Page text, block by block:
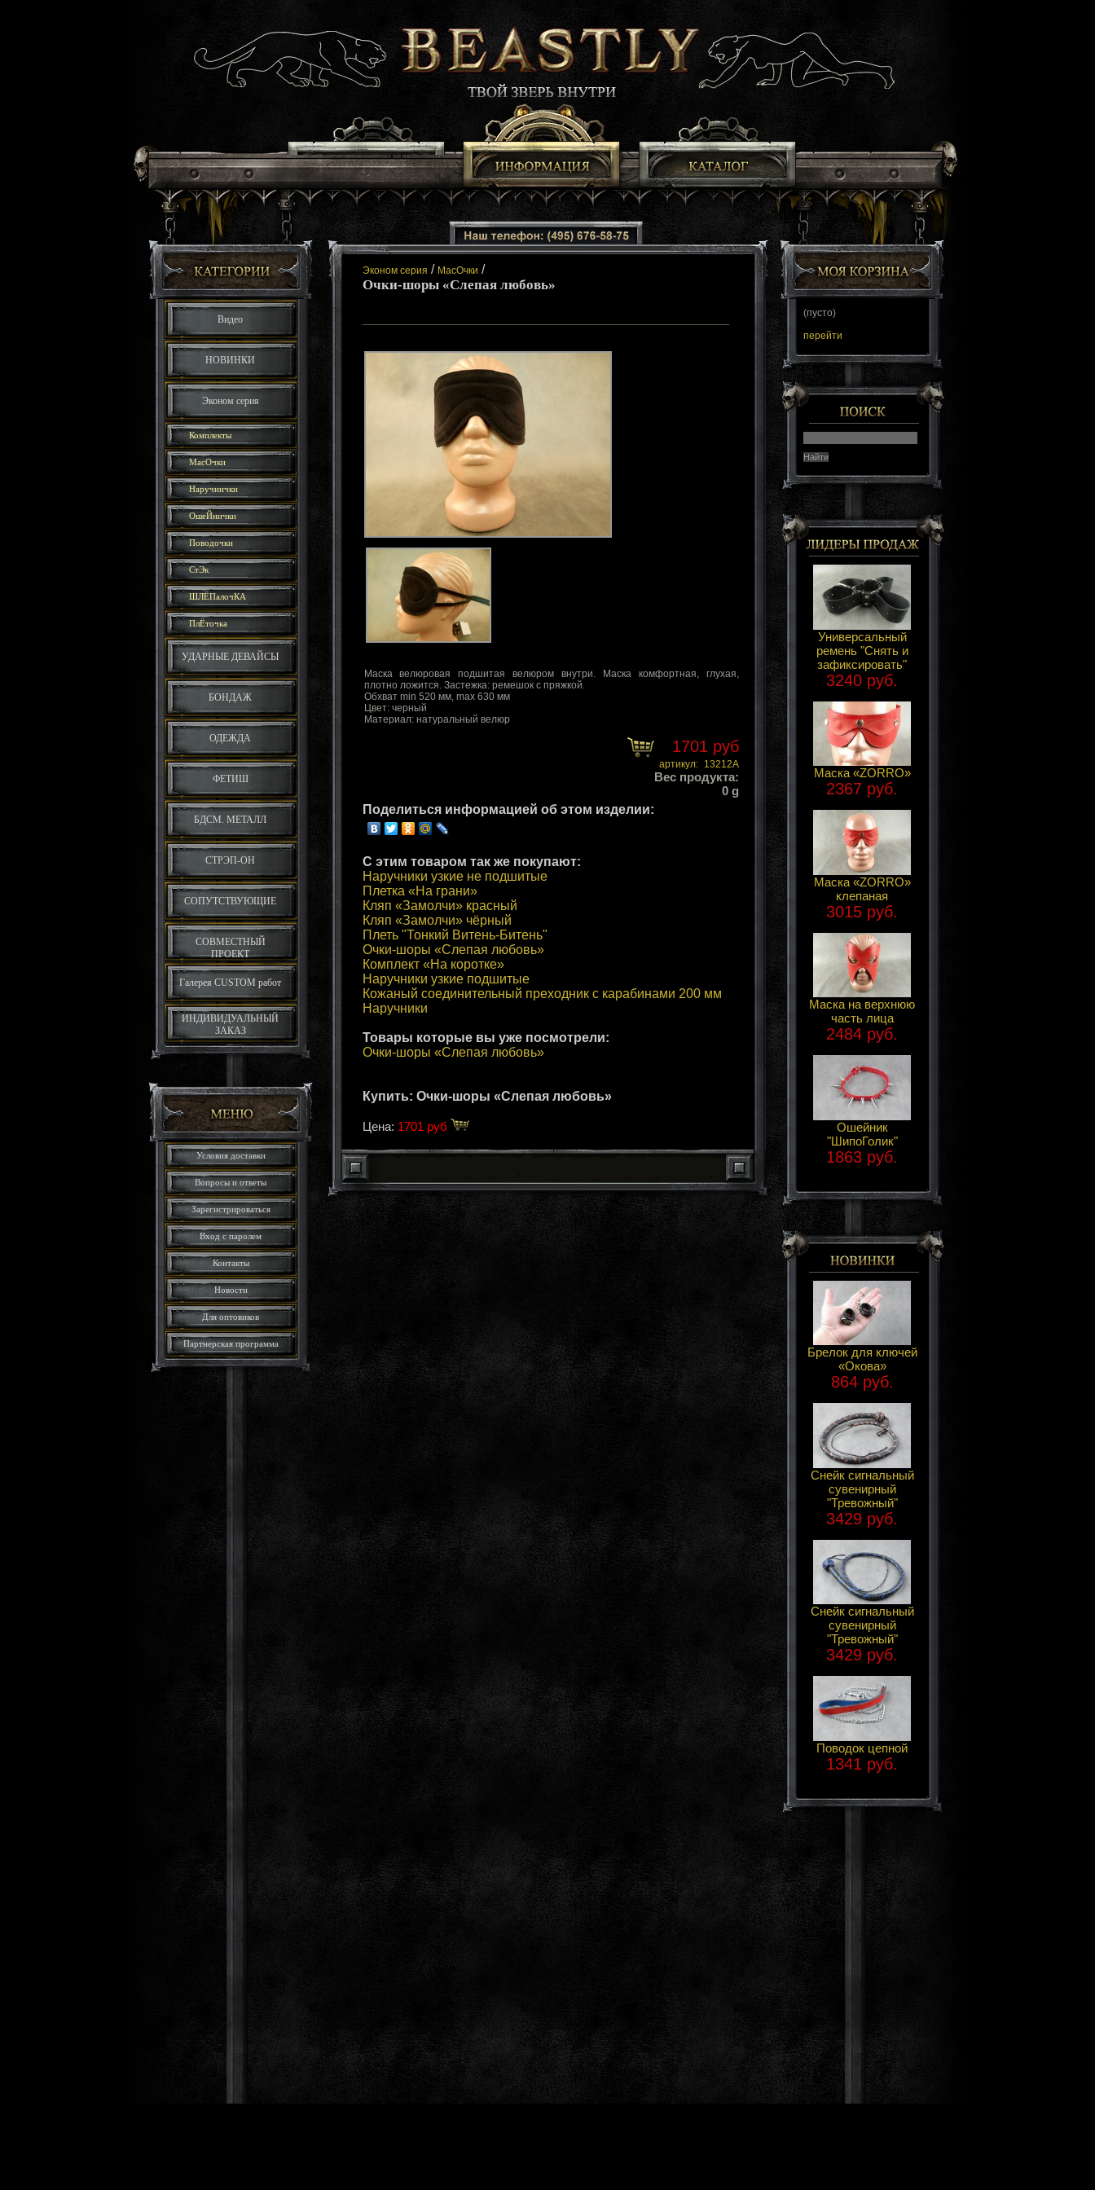
Видео
НОВИНКИ
Эконом серия
Комплекты
МасОчки
Наручнички
ОшеЙнички
Поводочки
СтЭк
ШЛЁПалочКА
ПлЁточка
УДАРНЫЕ ДЕВАЙСЫ
БОНДАЖ
ОДЕЖДА
ФЕТИШ
БДСМ. МЕТАЛЛ
СТРЭП-ОН
СОПУТСТВУЮЩИЕ
СОВМЕСТНЫЙ
ПРОЕКТ
Галерея CUSTOM работ
ИНДИВИДУАЛЬНЫЙ
ЗАКАЗ
Условия доставки
Вопросы и ответы
Зарегистрироваться
Вход с паролем
Контакты
Новости
Для оптовиков
Партнерская программа
Эконом серия / МасОчки /
Очки-шоры «Слепая любовь»
Маска велюровая подшитая велюром внутри. Маска комфортная, глухая,
плотно ложится. Застежка: ремешок с пряжкой.
Обхват min 520 мм, max 630 мм
Цвет: черный
Материал: натуральный велюр
1701 руб
артикул: 13212A
Вес продукта:
0 g
Поделиться информацией об этом изделии:
С этим товаром так же покупают:
Наручники узкие не подшитые
Плетка «На грани»
Кляп «Замолчи» красный
Кляп «Замолчи» чёрный
Плеть "Тонкий Витень-Битень"
Очки-шоры «Слепая любовь»
Комплект «На коротке»
Наручники узкие подшитые
Кожаный соединительный преходник с карабинами 200 мм
Наручники
Товары которые вы уже посмотрели:
Очки-шоры «Слепая любовь»
Купить: Очки-шоры «Слепая любовь»
Цена: 1701 руб
(пусто)
перейти
Универсальный
ремень "Снять и
зафиксировать"
3240 руб.
Маска «ZORRO»
2367 руб.
Маска «ZORRO»
клепаная
3015 руб.
Маска на верхнюю
часть лица
2484 руб.
Ошейник
"ШипоГолик"
1863 руб.
Брелок для ключей
«Окова»
864 руб.
Снейк сигнальный
сувенирный
"Тревожный"
3429 руб.
Снейк сигнальный
сувенирный
"Тревожный"
3429 руб.
Поводок цепной
1341 руб.